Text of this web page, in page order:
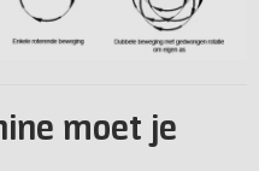
moet je